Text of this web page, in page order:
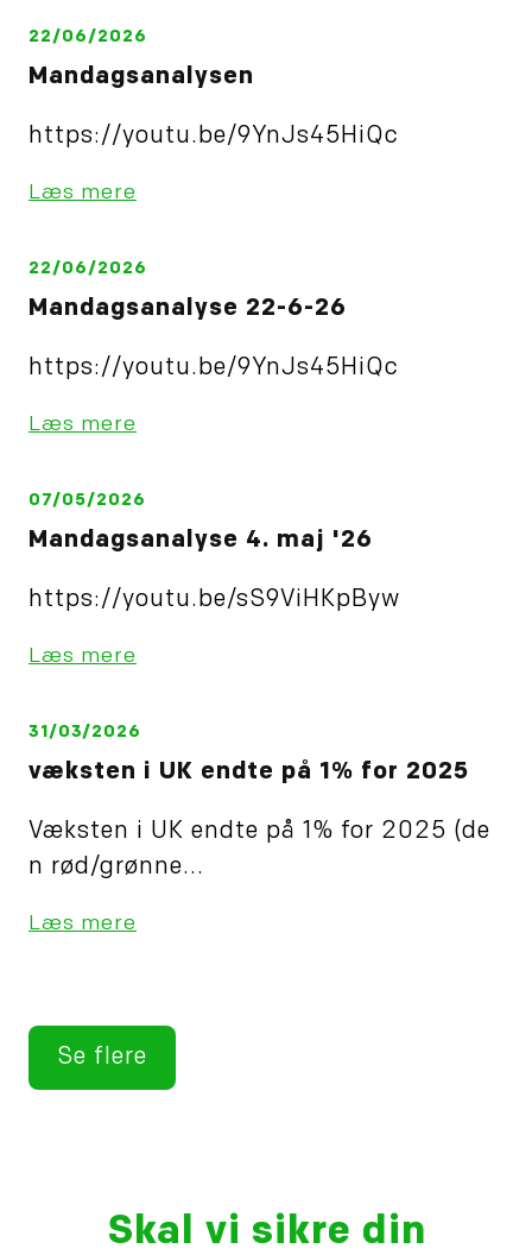
22/06/2026
Mandagsanalysen
https://youtu.be/9YnJs45HiQc
Læs mere
22/06/2026
Mandagsanalyse 22-6-26
https://youtu.be/9YnJs45HiQc
Læs mere
07/05/2026
Mandagsanalyse 4. maj '26
https://youtu.be/sS9ViHKpByw
Læs mere
31/03/2026
væksten i UK endte på 1% for 2025
Væksten i UK endte på 1% for 2025 (de
n rød/grønne...
Læs mere
Se flere
Skal vi sikre din